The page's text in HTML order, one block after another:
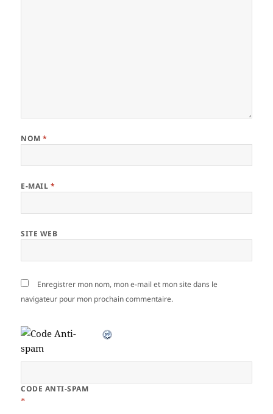
NOM*
E-MAIL *
SITE WEB
Enregistrer mon nom, mon e-mail et mon site dans le
navigateur pour mon prochain commentaire.
CODE ANTI-SPAM
*